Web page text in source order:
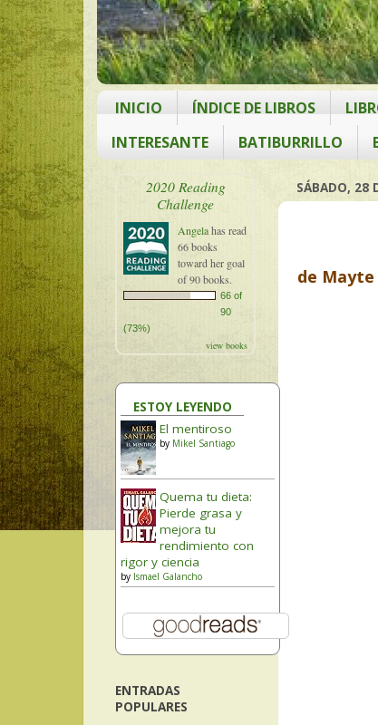
INICIO ÍNDICE DE LIBROS
INTERESANTE
BATIBURRILLO
SÁBADO, 28
de Mayte
2020 Reading
Challenge
Angelahas read
66 books
toward her goal
of 90 books.
66 of
90
(73%)
view books
ESTOY LEYENDO
El mentiroso
by Mikel Santiago
Quema tu dieta:
Pierde grasa y
mejora tu
rendimiento con
rigor y ciencia
by Ismael Galancho
ENTRADAS
POPULARES